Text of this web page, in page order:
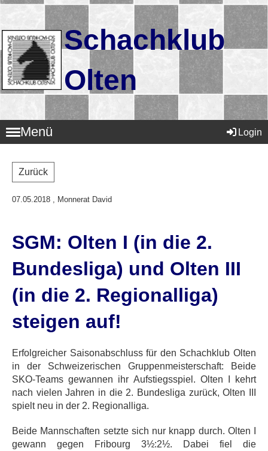
Schachklub
Olten
Menü Login
Zurück
07.05.2018 , Monnerat David
SGM: Olten I (in die 2.
Bundesliga) und Olten III
(in die 2. Regionalliga)
steigen auf!
Erfolgreicher Saisonabschluss für den Schachklub Olten
in der Schweizerischen Gruppenmeisterschaft: Beide
SKO-Teams gewannen ihr Aufstiegsspiel. Olten I kehrt
nach vielen Jahren in die 2. Bundesliga zurück, Olten III
spielt neu in der 2. Regionalliga.
Beide Mannschaften setzte sich nur knapp durch. Olten I
gewann gegen Fribourg 3½:2½. Dabei fiel die